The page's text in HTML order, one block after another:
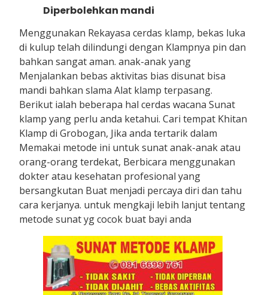
Diperbolehkan mandi
Menggunakan Rekayasa cerdas klamp, bekas luka
di kulup telah dilindungi dengan Klampnya pin dan
bahkan sangat aman. anak-anak yang
Menjalankan bebas aktivitas bias disunat bisa
mandi bahkan slama Alat klamp terpasang.
Berikut ialah beberapa hal cerdas wacana Sunat
klamp yang perlu anda ketahui. Cari tempat Khitan
Klamp di Grobogan, Jika anda tertarik dalam
Memakai metode ini untuk sunat anak-anak atau
orang-orang terdekat, Berbicara menggunakan
dokter atau kesehatan profesional yang
bersangkutan Buat menjadi percaya diri dan tahu
cara kerjanya. untuk mengkaji lebih lanjut tentang
metode sunat yg cocok buat bayi anda